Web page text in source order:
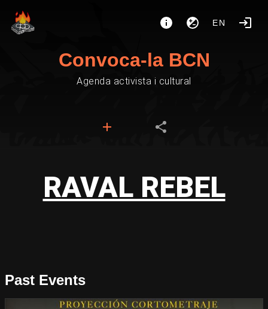
EN
Convoca-la BCN
Agenda activista i cultural
RAVAL REBEL
Past Events